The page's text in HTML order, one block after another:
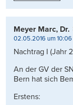
Meyer Marc, Dr.
02.05.2016 um 10:06
Nachtrag I (Jahr
An der GV der
Bern hat sich
Erstens: